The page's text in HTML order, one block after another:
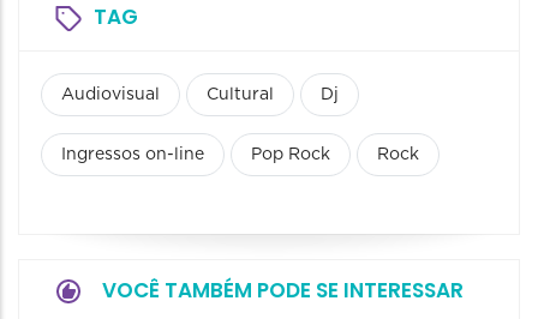
TAG
Audiovisual Cultural Dj
Ingressos on-line Pop Rock Rock
VOCÊ TAMBÉM PODE SE INTERESSAR